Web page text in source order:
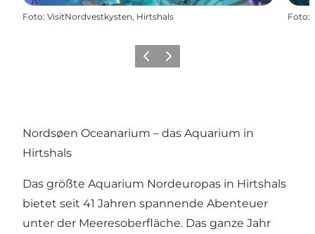
Foto: VisitNordvestkysten, Hirtshals Foto:
ZurückWeiter
Nordsøen Oceanarium – das Aquarium in
Hirtshals
Das größte Aquarium Nordeuropas in Hirtshals
bietet seit 41 Jahren spannende Abenteuer
unter der Meeresoberfläche. Das ganze Jahr